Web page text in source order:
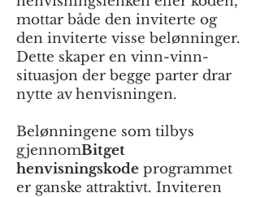
mottar både den inviterte og
den inviterte visse belønninger.
Dette skaper en vinn-vinn-
situasjon der begge parter drar
nytte av henvisningen.
Belønningene som tilbys
gjennomBitget
henvisningskode programmet
er ganske attraktivt. Inviteren